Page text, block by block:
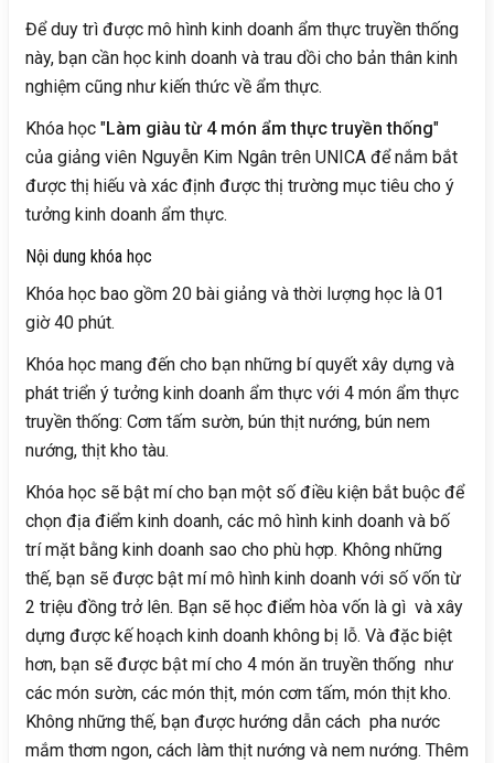
Để duy trì được mô hình kinh doanh ẩm thực truyền thống
này, bạn cần học kinh doanh và trau dồi cho bản thân kinh
nghiệm cũng như kiến thức về ẩm thực.
Khóa học "Làm giàu từ 4 món ẩm thực truyền thống"
của giảng viên Nguyễn Kim Ngân trên UNICA để nắm bắt
được thị hiếu và xác định được thị trường mục tiêu cho ý
tưởng kinh doanh ẩm thực.
Nội dung khóa học
Khóa học bao gồm 20 bài giảng và thời lượng học là 01
giờ 40 phút.
Khóa học mang đến cho bạn những bí quyết xây dựng và
phát triển ý tưởng kinh doanh ẩm thực với 4 món ẩm thực
truyền thống: Cơm tấm sườn, bún thịt nướng, bún nem
nướng, thịt kho tàu.
Khóa học sẽ bật mí cho bạn một số điều kiện bắt buộc để
chọn địa điểm kinh doanh, các mô hình kinh doanh và bố
trí mặt bằng kinh doanh sao cho phù hợp. Không những
thế, bạn sẽ được bật mí mô hình kinh doanh với số vốn từ
2 triệu đồng trở lên. Bạn sẽ học điểm hòa vốn là gì và xây
dựng được kế hoạch kinh doanh không bị lỗ. Và đặc biệt
hơn, bạn sẽ được bật mí cho 4 món ăn truyền thống như
các món sườn, các món thịt, món cơm tấm, món thịt kho.
Không những thế, bạn được hướng dẫn cách pha nước
mắm thơm ngon, cách làm thịt nướng và nem nướng. Thêm